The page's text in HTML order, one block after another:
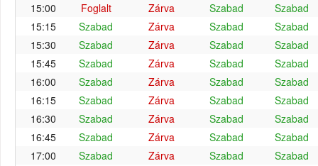
15:00
Foglalt Zárva Szabad
Szabad
15:15
Szabad Zárva Szabad
Szabad
15:30
Szabad Zárva Szabad
Szabad
15:45
Szabad Zárva Szabad
Szabad
16:00
Szabad Zárva Szabad
Szabad
16:15
Szabad Zárva Szabad
Szabad
16:30
Szabad Zárva Szabad
Szabad
16:45
Szabad Zárva Szabad
Szabad
17:00
Szabad Zárva Szabad
Szabad